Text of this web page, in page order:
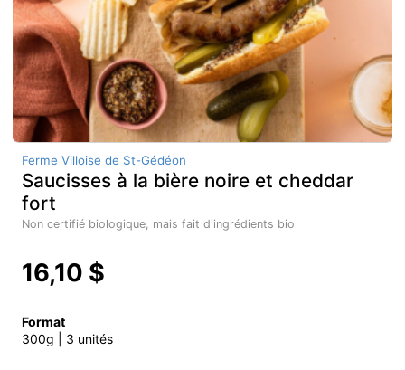
Ferme Villoise de St-Gédéon
Saucisses à la bière noire et cheddar
fort
Non certifié biologique, mais fait d'ingrédients bio
16,10 $
Format
300g | 3 unités